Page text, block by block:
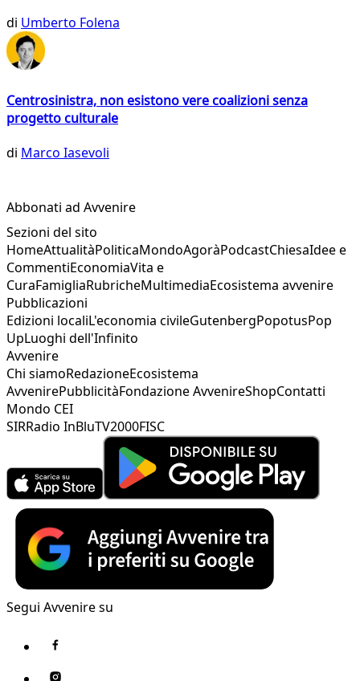
di Umberto Folena
Centrosinistra, non esistono vere coalizioni senza
progetto culturale
di Marco Iasevoli
Abbonati ad Avvenire
Sezioni del sito
HomeAttualitàPoliticaMondoAgoràPodcastChiesaIdee e
CommentiEconomiaVita e
CuraFamigliaRubricheMultimediaEcosistema avvenire
Pubblicazioni
Edizioni localiL'economia civileGutenbergPopotusPop
UpLuoghi dell'Infinito
Avvenire
Chi siamoRedazioneEcosistema
AvvenirePubblicitàFondazione AvvenireShopContatti
Mondo CEI
SIRRadio InBluTV2000FISC
Segui Avvenire su